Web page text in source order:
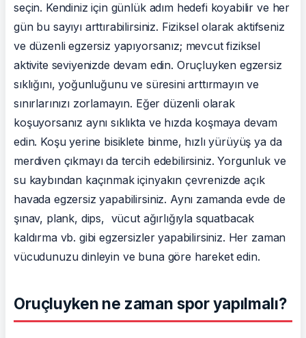
seçin. Kendiniz için günlük adım hedefi koyabilir ve her
gün bu sayıyı arttırabilirsiniz. Fiziksel olarak aktifseniz
ve düzenli egzersiz yapıyorsanız; mevcut fiziksel
aktivite seviyenizde devam edin. Oruçluyken egzersiz
sıklığını, yoğunluğunu ve süresini arttırmayın ve
sınırlarınızı zorlamayın. Eğer düzenli olarak
koşuyorsanız aynı sıklıkta ve hızda koşmaya devam
edin. Koşu yerine bisiklete binme, hızlı yürüyüş ya da
merdiven çıkmayı da tercih edebilirsiniz. Yorgunluk ve
su kaybından kaçınmak içinyakın çevrenizde açık
havada egzersiz yapabilirsiniz. Aynı zamanda evde de
şınav, plank, dips, vücut ağırlığıyla squatbacak
kaldırma vb. gibi egzersizler yapabilirsiniz. Her zaman
vücudunuzu dinleyin ve buna göre hareket edin.
Oruçluyken ne zaman spor yapılmalı?